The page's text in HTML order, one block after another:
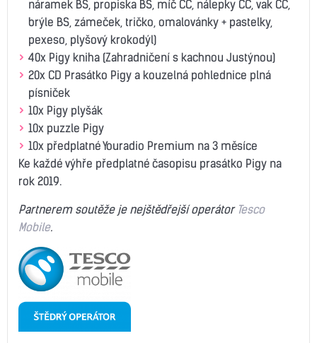
náramek BS, propiska BS, míč CC, nálepky CC, vak CC,
brýle BS, zámeček, tričko, omalovánky + pastelky,
pexeso, plyšový krokodýl)
40x Pigy kniha (Zahradničení s kachnou Justýnou)
20x CD Prasátko Pigy a kouzelná pohlednice plná
písniček
10x Pigy plyšák
10x puzzle Pigy
10x předplatné Youradio Premium na 3 měsíce
Ke každé výhře předplatné časopisu prasátko Pigy na
rok 2019.
Partnerem soutěže je nejštědřejší operátor Tesco
Mobile.